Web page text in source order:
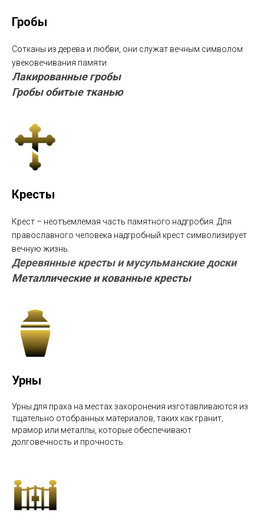
Гробы
Сотканы из дерева и любви, они служат вечным символом
увековечивания памяти.
Лакированные гробы
Гробы обитые тканью
Кресты
Крест – неотъемлемая часть памятного надгробия. Для
православного человека надгробный крест символизирует
вечную жизнь.
Деревянные кресты и мусульманские доски
Металлические и кованные кресты
Урны
Урны для праха на местах захоронения изготавливаются из
тщательно отобранных материалов, таких как гранит,
мрамор или металлы, которые обеспечивают
долговечность и прочность.